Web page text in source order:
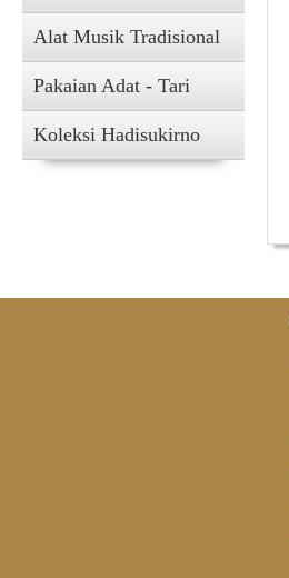
Alat Musik Tradisional
Pakaian Adat - Tari
Koleksi Hadisukirno